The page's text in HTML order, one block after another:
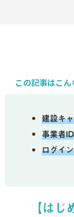
この記事はこん
建設キ
事業者
ログイ
【はじ